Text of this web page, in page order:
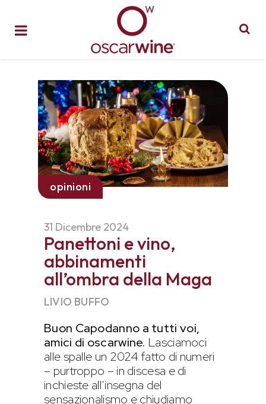
opinioni
31 Dicembre 2024
Panettoni e vino,
abbinamenti
all’ombra della Maga
LIVIO BUFFO
Buon Capodanno a tutti voi,
amici di oscarwine. Lasciamoci
alle spalle un 2024 fatto di numeri
– purtroppo – in discesa e di
inchieste all’insegna del
sensazionalismo e chiudiamo